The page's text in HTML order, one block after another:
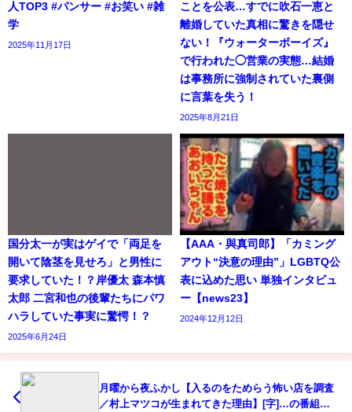
人TOP3 #パンサー #お笑い #雑
学
2025年11月17日
ことを公表…すでに吹石一恵と
離婚していた真相に驚きを隠せ
ない！『ウォーターボーイズ』
で行われた◯営業の実態…結婚
は事務所に強制されていた裏側
に言葉を失う！
2025年8月21日
国分太一が実はゲイで「両足を
開いて陰茎を見せろ」と男性に
要求していた！？岸優太 森本慎
太郎 二宮和也の後輩たちにパワ
ハラしていた事実に驚愕！？
2025年6月24日
【AAA・與真司郎】「カミング
アウト“決意の理由”」LGBTQ公
表に込めた思い 単独インタビュ
ー【news23】
2024年12月12日
月曜から夜ふかし【入るのをためらう怖い店を調査
／村上マツコが生まれてきた理由】[字]…の番組内